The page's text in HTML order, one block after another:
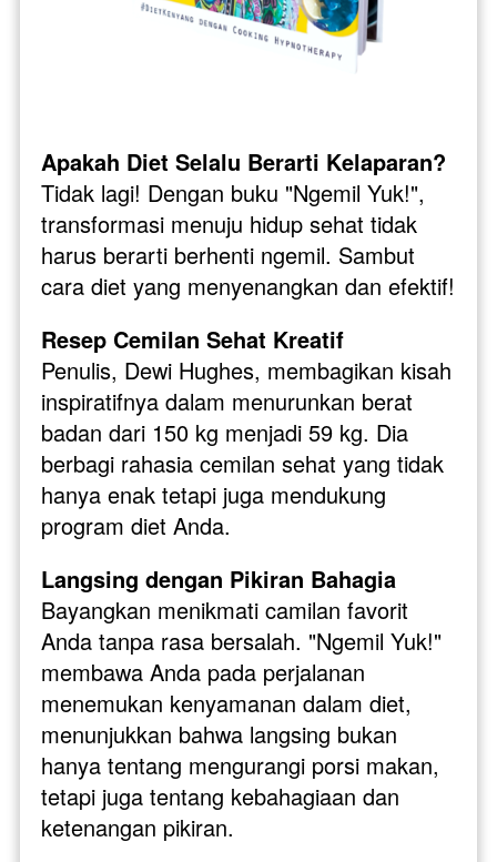
Apakah Diet Selalu Berarti Kelaparan?
Tidak lagi! Dengan buku "Ngemil Yuk!",
transformasi menuju hidup sehat tidak
harus berarti berhenti ngemil. Sambut
cara diet yang menyenangkan dan efektif!
Resep Cemilan Sehat Kreatif
Penulis, Dewi Hughes, membagikan kisah
inspiratifnya dalam menurunkan berat
badan dari 150 kg menjadi 59 kg. Dia
berbagi rahasia cemilan sehat yang tidak
hanya enak tetapi juga mendukung
program diet Anda.
Langsing dengan Pikiran Bahagia
Bayangkan menikmati camilan favorit
Anda tanpa rasa bersalah. "Ngemil Yuk!"
membawa Anda pada perjalanan
menemukan kenyamanan dalam diet,
menunjukkan bahwa langsing bukan
hanya tentang mengurangi porsi makan,
tetapi juga tentang kebahagiaan dan
ketenangan pikiran.